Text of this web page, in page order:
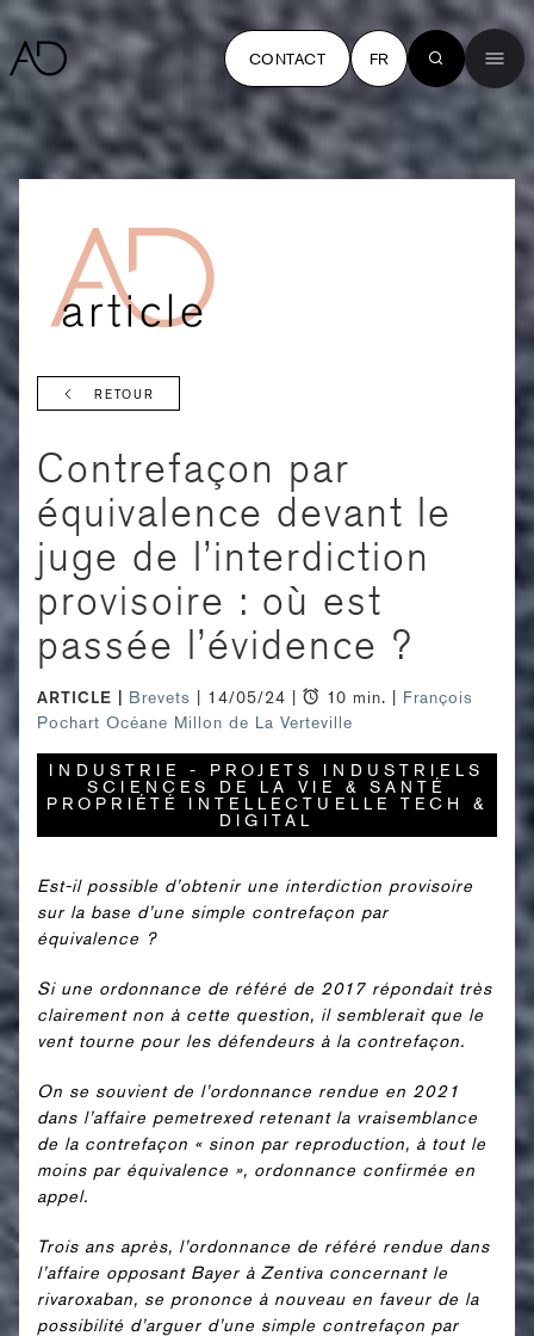
CONTACT FR
RETOUR
Contrefaçon par
équivalence devant le
juge de l’interdiction
provisoire : où est
passée l’évidence ?
ARTICLE Brevets | 14/05/24 | 10 min. | François
Pochart Océane Millon de La Verteville
INDUSTRIE - PROJETS INDUSTRIELS
SCIENCES DE LA VIE & SANTÉ
PROPRIÉTÉ INTELLECTUELLE TECH &
DIGITAL
Est-il possible d’obtenir une interdiction provisoire
sur la base d’une simple contrefaçon par
équivalence ?
Si une ordonnance de référé de 2017 répondait très
clairement non à cette question, il semblerait que le
vent tourne pour les défendeurs à la contrefaçon.
On se souvient de l’ordonnance rendue en 2021
dans l’affaire pemetrexed retenant la vraisemblance
de la contrefaçon « sinon par reproduction, à tout le
moins par équivalence », ordonnance confirmée en
appel.
Trois ans après, l’ordonnance de référé rendue dans
l’affaire opposant Bayer à Zentiva concernant le
rivaroxaban, se prononce à nouveau en faveur de la
possibilité d’arguer d’une simple contrefaçon par